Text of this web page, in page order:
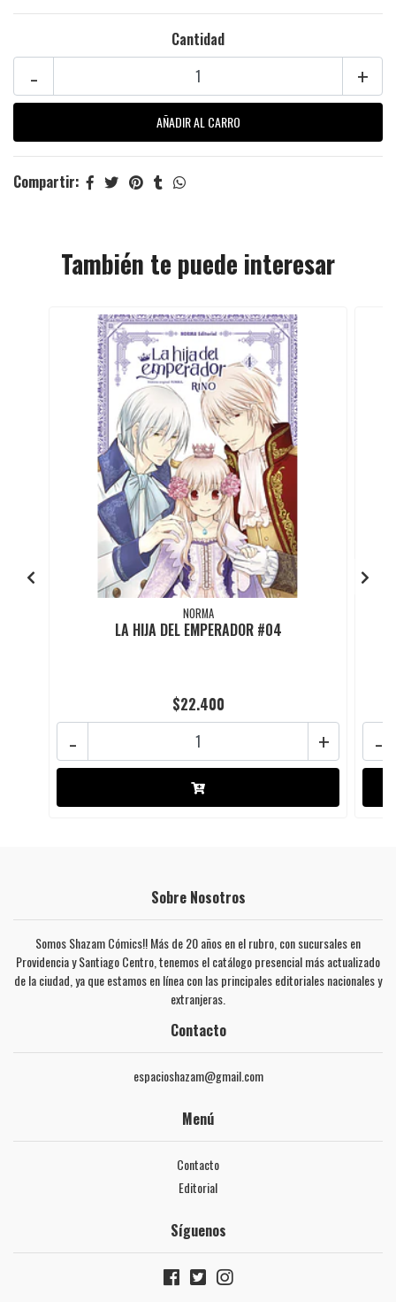
Cantidad
+
-
Compartir:
También te puede interesar
NORMA
LA HIJA DEL EMPERADOR #04
$22.400
+
- -
Sobre Nosotros
Somos Shazam Cómics!! Más de 20 años en el rubro, con sucursales en
Providencia y Santiago Centro, tenemos el catálogo presencial más actualizado
de la ciudad, ya que estamos en línea con las principales editoriales nacionales y
extranjeras.
Contacto
espacioshazam@gmail.com
Menú
Contacto
Editorial
Síguenos